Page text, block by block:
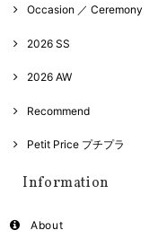
Occasion ／ Ceremony
2026 SS
2026 AW
Recommend
Petit Price プチプラ
Information
About